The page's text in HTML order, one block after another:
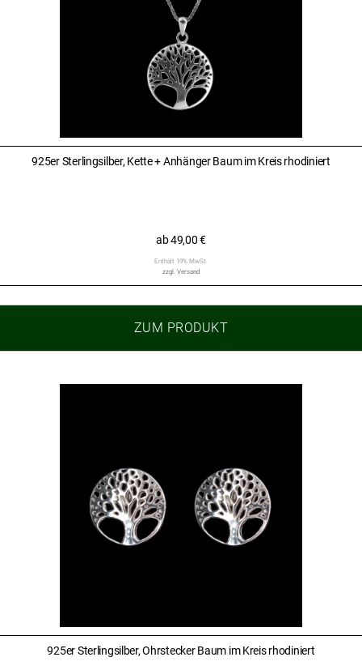
925er Sterlingsilber, Kette + Anhänger Baum im Kreis rhodiniert
ab49,00€
Enthält 19% MwSt.
zzgl. Versand
ZUM PRODUKT
925er Sterlingsilber, Ohrstecker Baum im Kreis rhodiniert